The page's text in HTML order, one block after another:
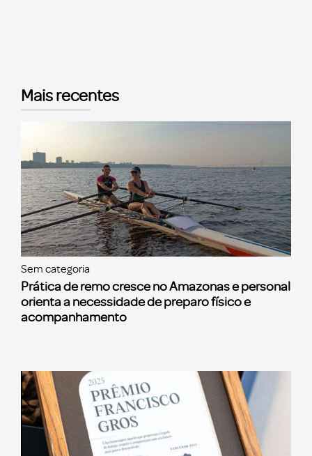
Mais recentes
Sem categoria
Prática de remo cresce no Amazonas e personal
orienta a necessidade de preparo físico e
acompanhamento